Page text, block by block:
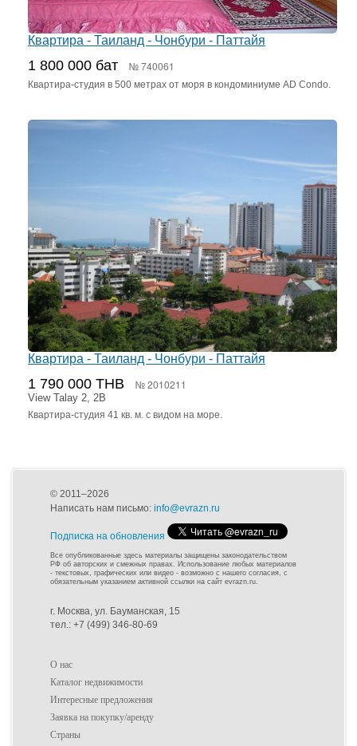
Квартира - Таиланд - Чонбури - Паттайя
1 800 000 бат № 740061
Квартира-студия в 500 метрах от моря в кондоминиуме AD Condo.
Квартира - Таиланд - Чонбури - Паттайя
1 790 000 THB № 2010211
View Talay 2, 2B
Квартира-студия 41 кв. м. с видом на море.
© 2011–2026
Написать нам письмо: info@evrazn.ru
Подписка на обновления
Все опубликованные здесь материалы защищены законодательством
РФ об авторских и смежных правах. Использование любых материалов
- текстовых, графических или видео - возможно с нашего согласия, с
обязательным указанием активной ссылки на сайт evrazn.ru.
г. Москва, ул. Бауманская, 15
тел.: +7 (499) 346-80-69
О нас
Каталог недвижимости
Интересные предложения
Заявка на покупку/аренду
Страны